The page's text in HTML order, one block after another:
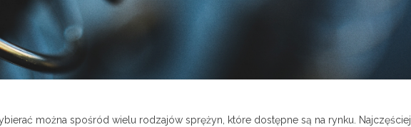
można spośród wielu rodzajów sprężyn, które dostępne są na rynku. Najczęściej